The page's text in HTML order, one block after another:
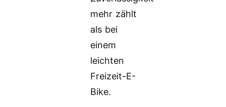
mehr zählt
als bei
einem
leichten
Freizeit-E-
Bike.